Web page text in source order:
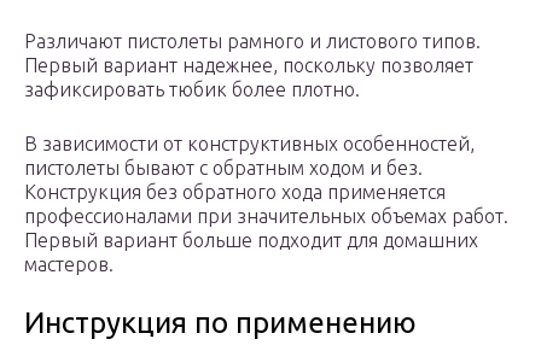
Различают пистолеты рамного и листового типов.
Первый вариант надежнее, поскольку позволяет
зафиксировать тюбик более плотно.
В зависимости от конструктивных особенностей,
пистолеты бывают с обратным ходом и без.
Конструкция без обратного хода применяется
профессионалами при значительных объемах работ.
Первый вариант больше подходит для домашних
мастеров.
Инструкция по применению